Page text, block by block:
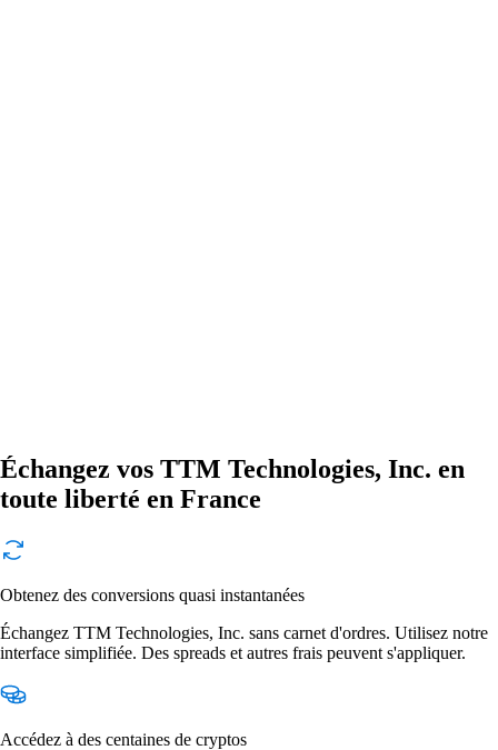
Échangez vos TTM Technologies, Inc. en
toute liberté en France
Obtenez des conversions quasi instantanées
Échangez TTM Technologies, Inc. sans carnet d'ordres. Utilisez notre
interface simplifiée. Des spreads et autres frais peuvent s'appliquer.
Accédez à des centaines de cryptos